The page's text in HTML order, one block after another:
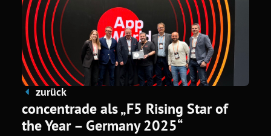
concentrade als „F5 Rising Star of
the Year – Germany 2025“
zurück